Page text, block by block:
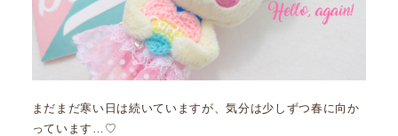
まだまだ寒い日は続いていますが、気分は少しずつ春に向か
っています…♡